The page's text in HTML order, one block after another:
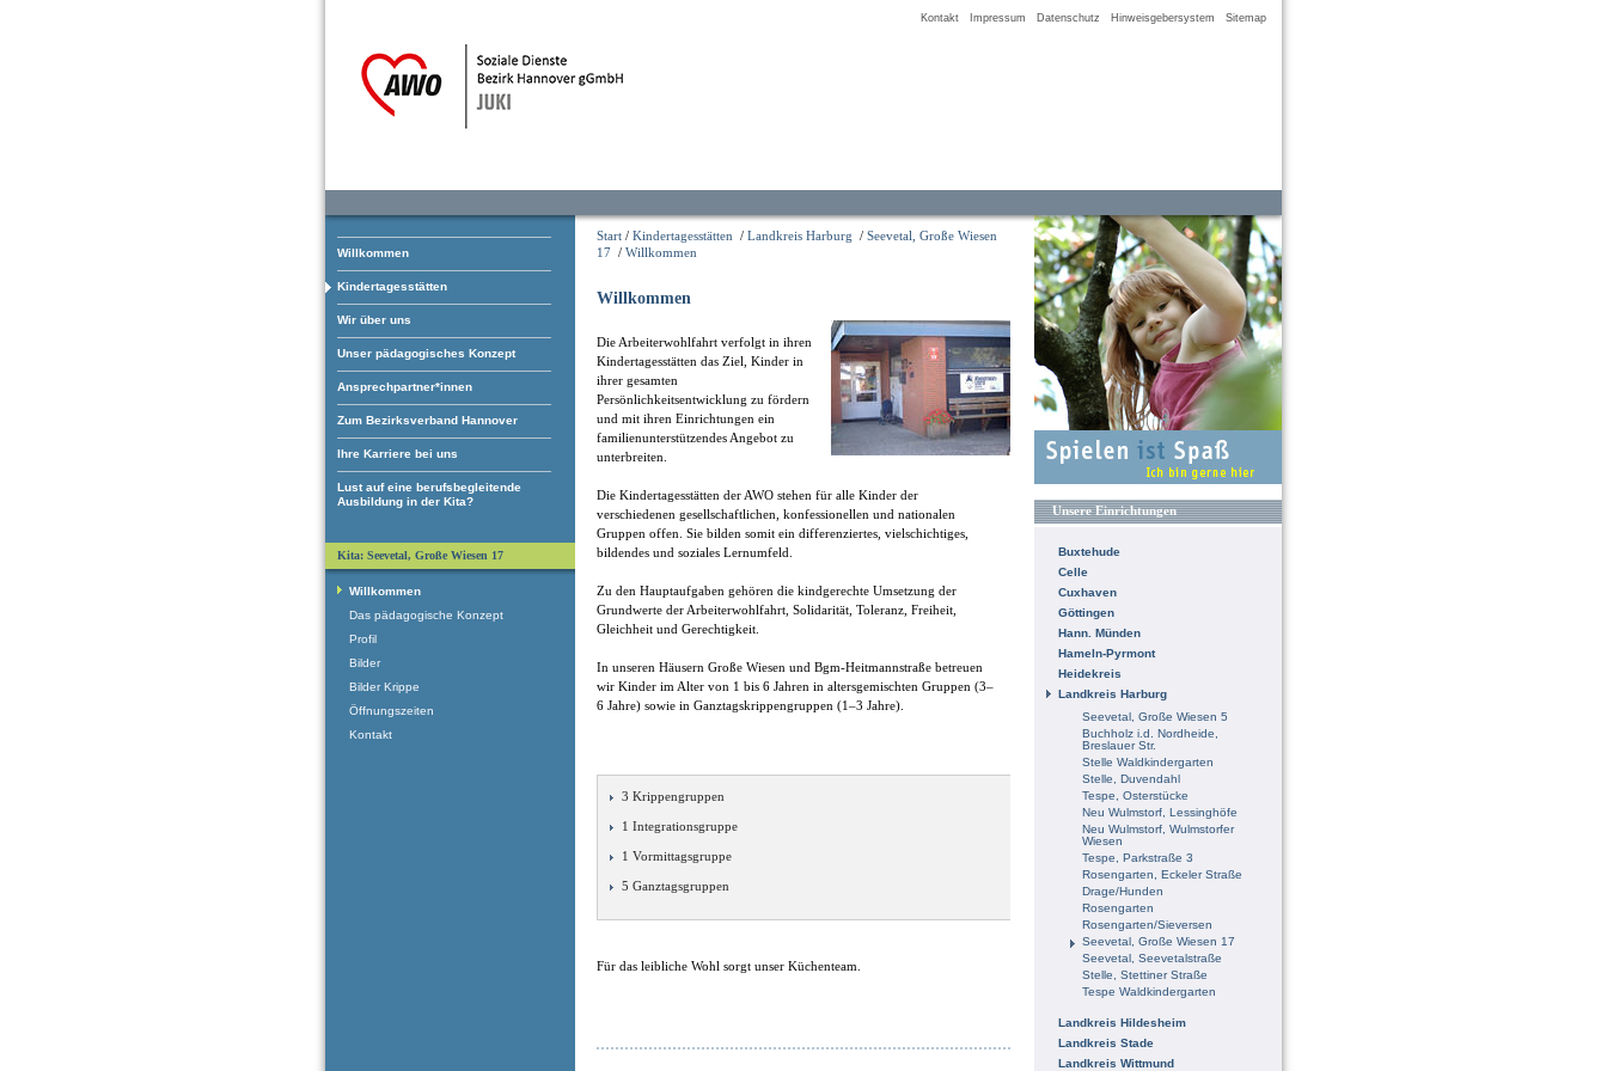
Kontakt Impressum Datenschutz Hinweisgebersystem Sitemap
Willkommen
Kindertagesstätten
Wir über uns
Unser pädagogisches Konzept
Ansprechpartner*innen
Zum Bezirksverband Hannover
Ihre Karriere bei uns
Lust auf eine berufsbegleitende
Ausbildung in der Kita?
Start / Kindertagesstätten / Landkreis Harburg / Seevetal, Große Wiesen
17 / Willkommen
Willkommen
Die Arbeiterwohlfahrt verfolgt in ihren
Kindertagesstätten das Ziel, Kinder in
ihrer gesamten
Persönlichkeitsentwicklung zu fördern
und mit ihren Einrichtungen ein
familienunterstützendes Angebot zu
unterbreiten.
Die Kindertagesstätten der AWO stehen für alle Kinder der
verschiedenen gesellschaftlichen, konfessionellen und nationalen
Gruppen offen. Sie bilden somit ein differenziertes, vielschichtiges,
bildendes und soziales Lernumfeld.
Zu den Hauptaufgaben gehören die kindgerechte Umsetzung der
Grundwerte der Arbeiterwohlfahrt, Solidarität, Toleranz, Freiheit,
Gleichheit und Gerechtigkeit.
In unseren Häusern Große Wiesen und Bgm-Heitmannstraße betreuen
wir Kinder im Alter von 1 bis 6 Jahren in altersgemischten Gruppen (3–
6 Jahre) sowie in Ganztagskrippengruppen (1–3 Jahre).
3 Krippengruppen
1 Integrationsgruppe
1 Vormittagsgruppe
5 Ganztagsgruppen
Für das leibliche Wohl sorgt unser Küchenteam.
Unsere Einrichtungen
Buxtehude
Celle
Cuxhaven
Göttingen
Hann. Münden
Hameln-Pyrmont
Heidekreis
Landkreis Harburg
Seevetal, Große Wiesen 5
Buchholz i.d. Nordheide,
Breslauer Str.
Stelle Waldkindergarten
Stelle, Duvendahl
Tespe, Osterstücke
Neu Wulmstorf, Lessinghöfe
Neu Wulmstorf, Wulmstorfer
Wiesen
Tespe, Parkstraße 3
Rosengarten, Eckeler Straße
Drage/Hunden
Rosengarten
Rosengarten/Sieversen
Seevetal, Große Wiesen 17
Seevetal, Seevetalstraße
Stelle, Stettiner Straße
Tespe Waldkindergarten
Landkreis Hildesheim
Landkreis Stade
Landkreis Wittmund
Kita: Seevetal, Große Wiesen 17
Willkommen
Das pädagogische Konzept
Profil
Bilder
Bilder Krippe
Öffnungszeiten
Kontakt